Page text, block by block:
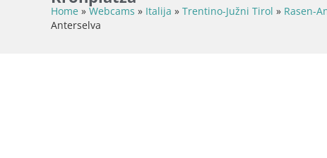
Home » Webcams » Italija » Trentino-Južni Tirol » Rasen-
Anterselva